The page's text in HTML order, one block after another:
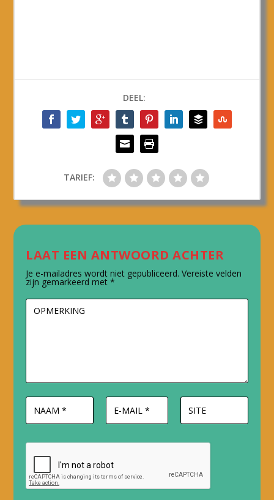
DEEL:
TARIEF:
LAAT EEN ANTWOORD ACHTER
Je e-mailadres wordt niet gepubliceerd. Vereiste velden
zijn gemarkeerd met*